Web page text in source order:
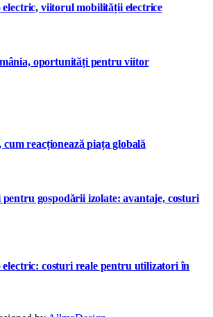
viitorul mobilității electrice
oportunități pentru viitor
reacționează piața globală
gospodării izolate: avantaje, costuri
costuri reale pentru utilizatori în